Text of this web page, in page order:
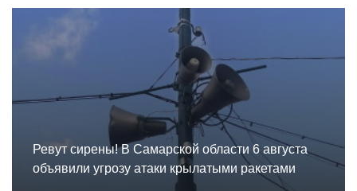
Ревут сирены! В Самарской области 6 августа
объявили угрозу атаки крылатыми ракетами